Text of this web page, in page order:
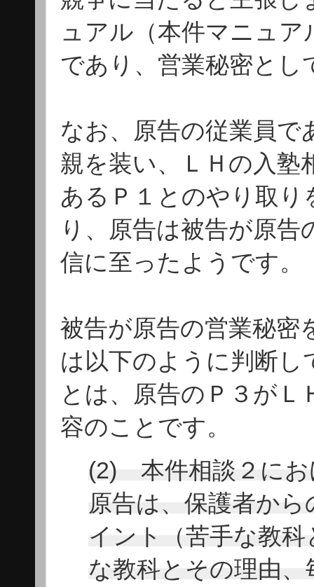
ュアル（本件マニュ
であり、営業秘密と
なお、原告の従業員で
親を装い、ＬＨの入塾
あるＰ１とのやり取
り、原告は被告が原
信に至ったようです。
被告が原告の営業秘密
は以下のように判断し
とは、原告のＰ３が
容のことです。
(2) 本件相談２にお
原告は、保護者か
イント（苦手な教
な教科とその理由